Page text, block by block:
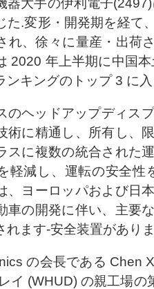
器大手の伊利電子
た.変形・開発期を経て
れ、徐々に量産・出荷
2020 年上半期に中国
ンキングのトップ 3 に
のヘッドアップディス
術に精通し、所有し、
スに複数の統合された
軽減し、運転の安全性
、ヨーロッパおよび日
車の開発に伴い、主要
れます-安全装置があり
の会長である Chen
イ (WHUD) の親工場